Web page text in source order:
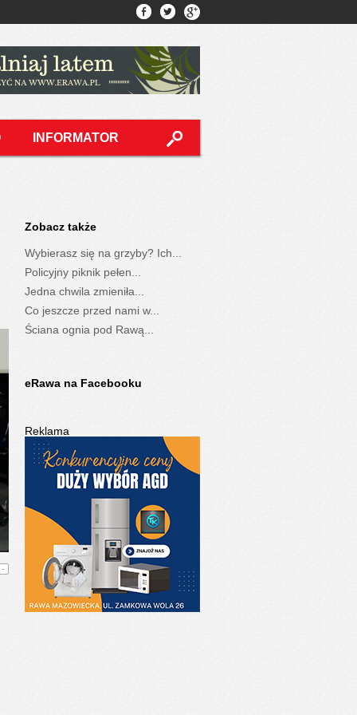
INFORMATOR
-
Zobacz także
Wybierasz się na grzyby? Ich...
Policyjny piknik pełen...
Jedna chwila zmieniła...
Co jeszcze przed nami w...
Ściana ognia pod Rawą...
eRawa na Facebooku
Reklama